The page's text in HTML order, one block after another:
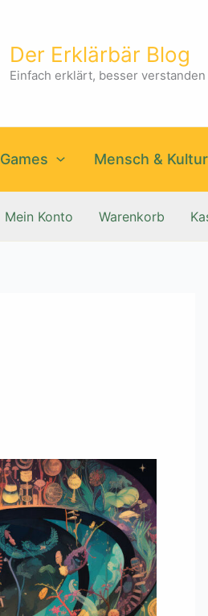
Der Erklärbär Blog
Einfach erklärt, besser verstanden
Games Mensch & Kultur
Mein Konto Warenkorb